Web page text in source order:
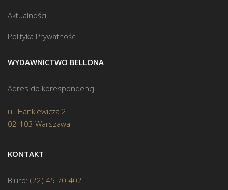
Aktualności
Polityka Prywatności
WYDAWNICTWO BELLONA
Adres do korespondencji
ul. Hankiewicza 2
02-103 Warszawa
KONTAKT
Biuro: (22) 45 70 402